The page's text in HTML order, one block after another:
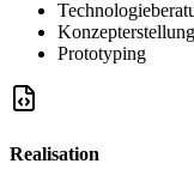
Konzepterstellung
Prototyping
Realisation